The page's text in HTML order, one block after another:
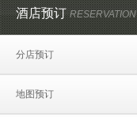
酒店预订RESERVATION
分店预订
地图预订